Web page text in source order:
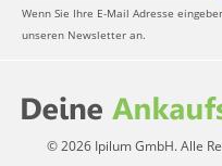
Wenn Sie Ihre E-Mail Adresse
unseren Newsletter an.
© 2026 Ipilum GmbH. Alle